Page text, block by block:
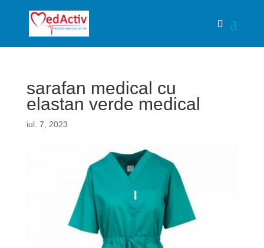
sarafan medical cu
elastan verde medical
iul. 7, 2023